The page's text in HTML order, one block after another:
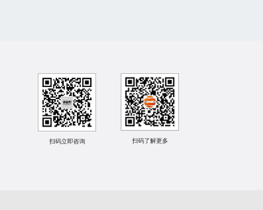
扫码立即咨询 扫码了解更多